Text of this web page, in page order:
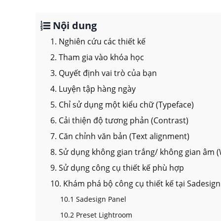
Nội dung
1. Nghiên cứu các thiết kế
2. Tham gia vào khóa học
3. Quyết định vai trò của bạn
4. Luyện tập hàng ngày
5. Chỉ sử dụng một kiểu chữ (Typeface)
6. Cải thiện độ tương phản (Contrast)
7. Căn chỉnh văn bản (Text alignment)
8. Sử dụng không gian trắng/ không gian âm
9. Sử dụng công cụ thiết kế phù hợp
10. Khám phá bộ công cụ thiết kế tại Sadesign
10.1 Sadesign Panel
10.2 Preset Lightroom